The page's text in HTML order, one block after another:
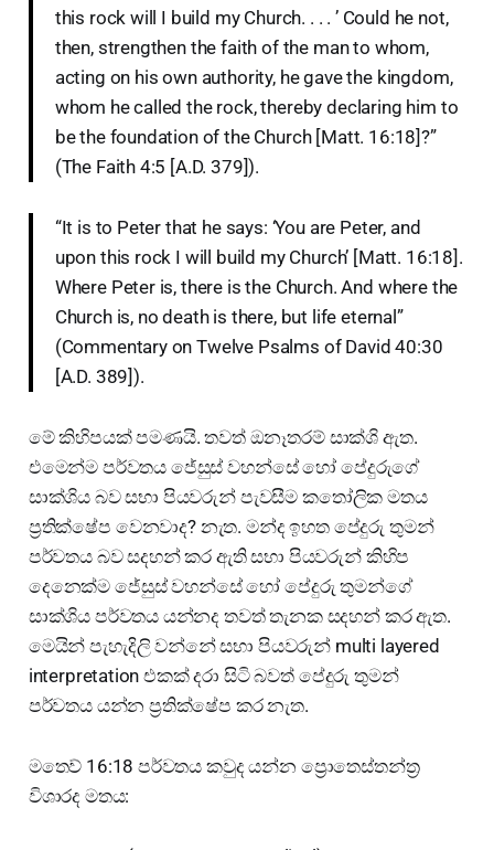
this rock will I build my Church. . . . ’ Could he not,
then, strengthen the faith of the man to whom,
acting on his own authority, he gave the kingdom,
whom he called the rock, thereby declaring him to
be the foundation of the Church [Matt. 16:18]?”
(The Faith 4:5 [A.D. 379]).
“It is to Peter that he says: ‘You are Peter, and
upon this rock I will build my Church’ [Matt. 16:18].
Where Peter is, there is the Church. And where the
Church is, no death is there, but life eternal”
(Commentary on Twelve Psalms of David 40:30
[A.D. 389]).
මේ කිහිපයක් පමණයි. තවත් ඔනෑතරම් සාක්ශි ඇත.
එමෙන්ම පර්වතය ජේසුස් වහන්සේ හෝ පේදුරුගේ
සාක්ශිය බව සභා පියවරුන් පැවසීම කතෝලික මතය
ප්‍රතික්ෂේප වෙනවාද? නැත. මන්ද ඉහත පේදුරු තුමන්
පර්වතය බව සදහන් කර ඇති සභා පියවරුන් කිහිප
දෙනෙක්ම ජේසුස් වහන්සේ හෝ පේදුරු තුමන්ගේ
සාක්ශිය පර්වතය යන්නද තවත් තැනක සදහන් කර ඇත.
මෙයින් පැහැදිලි වන්නේ සභා පියවරුන් multi layered
interpretation එකක් දරා සිටි බවත් පේදුරු තුමන්
පර්වතය යන්න ප්‍රතික්ෂේප කර නැත.
මතෙව් 16:18 පර්වතය කවුද යන්න ප්‍රොතෙස්තන්ත්‍ර
විශාරද මතය: